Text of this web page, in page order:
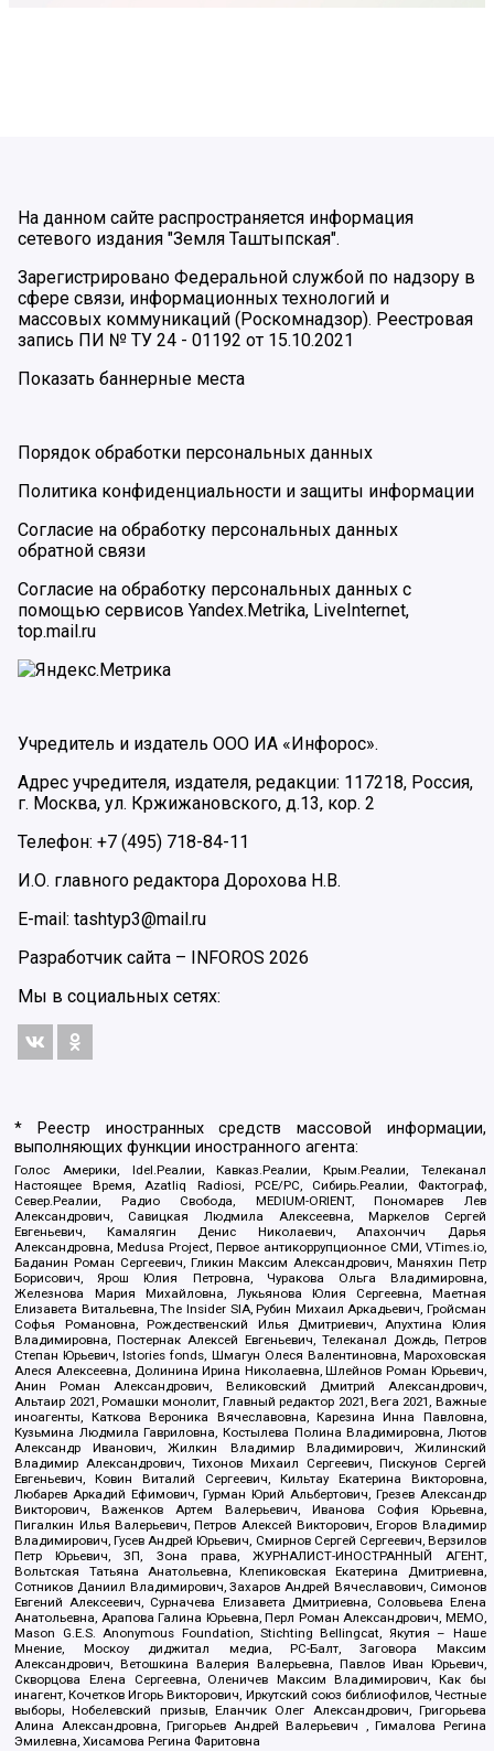
На данном сайте распространяется информация
сетевого издания "Земля Таштыпская".
Зарегистрировано Федеральной службой по надзору в
сфере связи, информационных технологий и
массовых коммуникаций (Роскомнадзор). Реестровая
запись ПИ № ТУ 24 - 01192 от 15.10.2021
Показать баннерные места
Порядок обработки персональных данных
Политика конфиденциальности и защиты информации
Согласие на обработку персональных данных
обратной связи
Согласие на обработку персональных данных с
помощью сервисов Yandex.Metrika, LiveInternet,
top.mail.ru
Учредитель и издатель ООО ИА «Инфорос».
Адрес учредителя, издателя, редакции: 117218, Россия,
г. Москва, ул. Кржижановского, д.13, кор. 2
Телефон: +7 (495) 718-84-11
И.О. главного редактора Дорохова Н.В.
E-mail: tashtyp3@mail.ru
Разработчик сайта – INFOROS 2026
Мы в социальных сетях:
* Реестр иностранных средств массовой информации,
выполняющих функции иностранного агента:
Голос Америки, Idel.Реалии, Кавказ.Реалии, Крым.Реалии, Телеканал
Настоящее Время, Azatliq Radiosi, PCE/PC, Сибирь.Реалии, Фактограф,
Север.Реалии, Радио Свобода, MEDIUM-ORIENT, Пономарев Лев
Александрович, Савицкая Людмила Алексеевна, Маркелов Сергей
Евгеньевич, Камалягин Денис Николаевич, Апахончич Дарья
Александровна, Medusa Project, Первое антикоррупционное СМИ, VTimes.io,
Баданин Роман Сергеевич, Гликин Максим Александрович, Маняхин Петр
Борисович, Ярош Юлия Петровна, Чуракова Ольга Владимировна,
Железнова Мария Михайловна, Лукьянова Юлия Сергеевна, Маетная
Елизавета Витальевна, The Insider SIA, Рубин Михаил Аркадьевич, Гройсман
Софья Романовна, Рождественский Илья Дмитриевич, Апухтина Юлия
Владимировна, Постернак Алексей Евгеньевич, Телеканал Дождь, Петров
Степан Юрьевич, Istories fonds, Шмагун Олеся Валентиновна, Мароховская
Алеся Алексеевна, Долинина Ирина Николаевна, Шлейнов Роман Юрьевич,
Анин Роман Александрович, Великовский Дмитрий Александрович,
Альтаир 2021, Ромашки монолит, Главный редактор 2021, Вега 2021, Важные
иноагенты, Каткова Вероника Вячеславовна, Карезина Инна Павловна,
Кузьмина Людмила Гавриловна, Костылева Полина Владимировна, Лютов
Александр Иванович, Жилкин Владимир Владимирович, Жилинский
Владимир Александрович, Тихонов Михаил Сергеевич, Пискунов Сергей
Евгеньевич, Ковин Виталий Сергеевич, Кильтау Екатерина Викторовна,
Любарев Аркадий Ефимович, Гурман Юрий Альбертович, Грезев Александр
Викторович, Важенков Артем Валерьевич, Иванова София Юрьевна,
Пигалкин Илья Валерьевич, Петров Алексей Викторович, Егоров Владимир
Владимирович, Гусев Андрей Юрьевич, Смирнов Сергей Сергеевич, Верзилов
Петр Юрьевич, ЗП, Зона права, ЖУРНАЛИСТ-ИНОСТРАННЫЙ АГЕНТ,
Вольтская Татьяна Анатольевна, Клепиковская Екатерина Дмитриевна,
Сотников Даниил Владимирович, Захаров Андрей Вячеславович, Симонов
Евгений Алексеевич, Сурначева Елизавета Дмитриевна, Соловьева Елена
Анатольевна, Арапова Галина Юрьевна, Перл Роман Александрович, МЕМО,
Mason G.E.S. Anonymous Foundation, Stichting Bellingcat, Якутия – Наше
Мнение, Москоу диджитал медиа, РС-Балт, Заговора Максим
Александрович, Ветошкина Валерия Валерьевна, Павлов Иван Юрьевич,
Скворцова Елена Сергеевна, Оленичев Максим Владимирович, Как бы
инагент, Кочетков Игорь Викторович, Иркутский союз библиофилов, Честные
выборы, Нобелевский призыв, Еланчик Олег Александрович, Григорьева
Алина Александровна, Григорьев Андрей Валерьевич , Гималова Регина
Эмилевна, Хисамова Регина Фаритовна